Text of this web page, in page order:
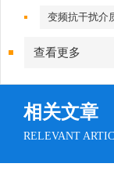
变频抗干扰介
查看更多
相关文章
RELEVANT